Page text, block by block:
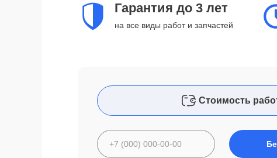
Гарантия до 3 лет
на все виды работ и запчастей
Стоимость